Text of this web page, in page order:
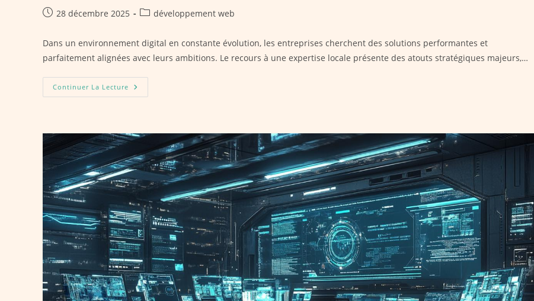
Publication
28 décembre 2025
Postdéveloppement web
Dans un environnement digital en constante évolution, les entreprises cherchent des solutions performantes et
parfaitement alignées avec leurs ambitions. Le recours à une expertise locale présente des atouts stratégiques majeurs,…
Continuer La Lecture Choisir
Le
Lille
Booster
Votre
Projet
Digital